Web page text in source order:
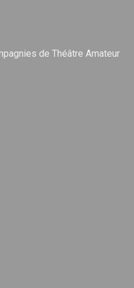
de Théâtre Amateur